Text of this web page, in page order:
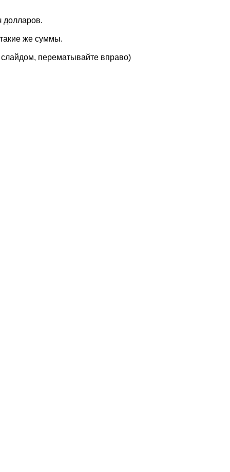
долларов.
же суммы.
перематывайте вправо)